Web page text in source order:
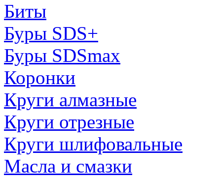
Биты
Буры SDS+
Буры SDSmax
Коронки
Круги алмазные
Круги отрезные
Круги шлифовальные
Масла и смазки